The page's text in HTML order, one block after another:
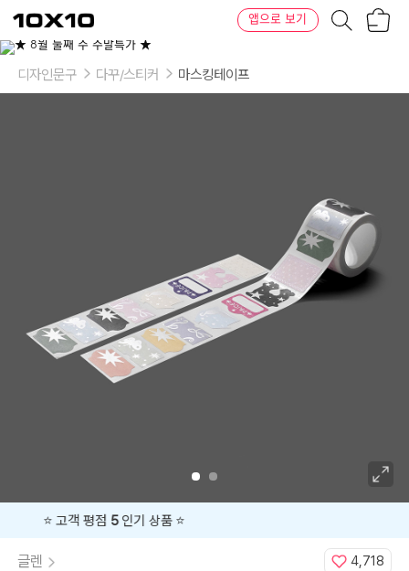
텐
바
텐
앱으로 보기
디자인문구 다꾸/스티커 마스킹테이프
글렌 4,718